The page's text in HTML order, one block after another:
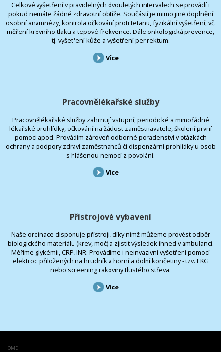
Celkové vyšetření v pravidelných dvouletých intervalech se provádí i
pokud nemáte žádné zdravotní obtíže. Součástí je mimo jiné doplnění
osobní anamnézy, kontrola očkování proti tetanu, fyzikální vyšetření, vč.
měření krevního tlaku a tepové frekvence. Dále onkologická prevence,
tj. vyšetření kůže a vyšetření per rektum.
Více
Pracovnělékařské služby
Pracovnělékařské služby zahrnují vstupní, periodické a mimořádné
lékařské prohlídky, očkování na žádost zaměstnavatele, školení první
pomoci apod. Provádím zároveň odborné poradenství v otázkách
ochrany a podpory zdraví zaměstnanců či dispenzární prohlídky u osob
s hlášenou nemocí z povolání.
Více
Přístrojové vybavení
Naše ordinace disponuje přístroji, díky nimž můžeme provést odběr
biologického materiálu (krev, moč) a zjistit výsledek ihned v ambulanci.
Měříme glykémii, CRP, INR. Provádíme i neinvazivní vyšetření pomocí
elektrod přiložených na hrudník a horní a dolní končetiny - tzv. EKG
nebo screening rakoviny tlustého střeva.
Více
HOME